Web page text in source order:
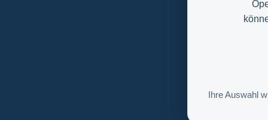
Ihre Auswahl